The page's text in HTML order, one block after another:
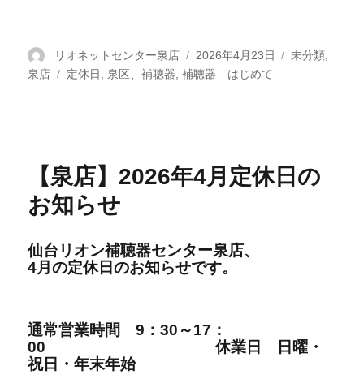
投
稿
リオネットセンター泉店
投
稿
2026年4月23日
カ
未分類
泉店
タ
定休日 泉区、補聴器 補聴器 はじめて
【泉店】2026年4月定休日の
お知らせ
仙台リオン補聴器センター泉店、
4月の定休日のお知らせです。
通常営業時間9：30～17：
00
休業日 日曜・
祝日・年末年始